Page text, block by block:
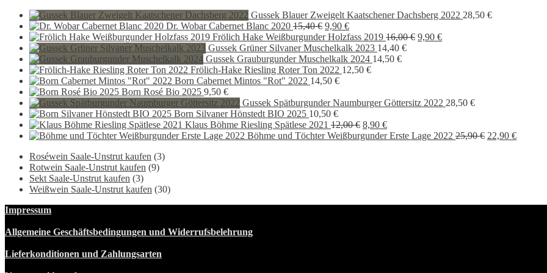
Gussek Blauer Zweigelt Kaatschener Dachsberg 2022 28,50 €
Dr. Wobar Cabernet Blanc 2020 15,40€ Ursprünglicher
Preis
war:
15,40 €
9,90 €Aktueller
Preis
ist:
9,90 €.
Frölich Hake Weißburgunder Holzfass 2019 16,00€ Ursprünglicher
9,90 €Aktueller
Gussek Grüner Silvaner Muschelkalk 2023 14,40 €
Gussek Grauburgunder Muschelkalk 2024 14,50 €
Frölich-Hake Riesling Roter Ton 2022 12,50 €
Born Cabernet Mintos "Rot" 2022 14,50 €
Born Rosé Bio 2025 9,50 €
Gussek Spätburgunder Naumburger Göttersitz 2022 28,50 €
Born Silvaner Hönstedt BIO 2025 10,50 €
Klaus Böhme Riesling Spätlese 2021 12,00€ Ursprünglicher
Preis
8,90 €Aktueller
Preis
Böhme und Töchter Weißburgunder Erste Lage 2022 25,90€ Ursprünglicher
22,90 €
Roséwein Saale-Unstrut kaufen (3)
Rotwein Saale-Unstrut kaufen (9)
Sekt Saale-Unstrut kaufen (3)
Weißwein Saale-Unstrut kaufen (30)
Impressum
Allgemeine Geschäftsbedingungen und Widerrufsbelehrung
Lieferkonditionen und Zahlungsarten